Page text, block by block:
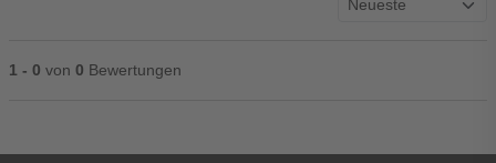
1 - 0 von 0 Bewertungen